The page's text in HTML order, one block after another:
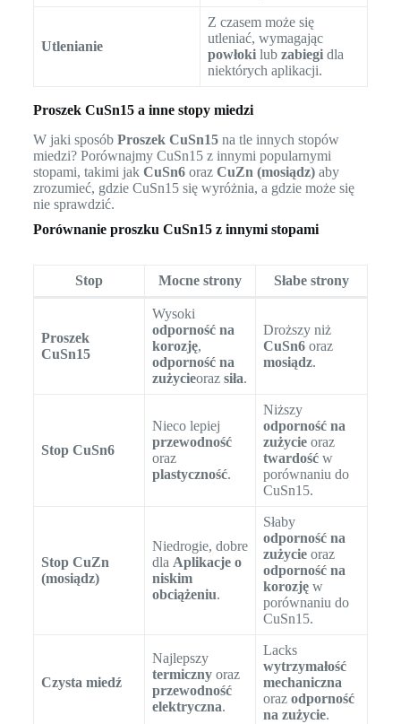
Utlenianie
Z czasem może się
utleniać, wymagając
powłokilub zabiegidla
niektórych aplikacji.
Proszek CuSn15 a inne stopy miedzi
W jaki sposób Proszek CuSn15na tle innych stopów
miedzi? Porównajmy CuSn15 z innymi popularnymi
stopami, takimi jak CuSn6oraz CuZn (mosiądz)aby
zrozumieć, gdzie CuSn15 się wyróżnia, a gdzie może się
nie sprawdzić.
Porównanie proszku CuSn15 z innymi stopami
Stop Mocne strony Słabe strony
Proszek
CuSn15
Wysoki
odporność na
korozję,
odporność na
zużycieoraz siła.
Droższy niż
CuSn6oraz
mosiądz.
Stop CuSn6
Nieco lepiej
przewodność
oraz
plastyczność.
Niższy
odporność na
zużycieoraz
twardośćw
porównaniu do
CuSn15.
Stop CuZn
(mosiądz)
Niedrogie, dobre
dla Aplikacje o
niskim
obciążeniu.
Słaby
odporność na
zużycieoraz
odporność na
korozjęw
porównaniu do
CuSn15.
Czysta miedź
Najlepszy
termicznyoraz
przewodność
elektryczna.
Lacks
wytrzymałość
mechaniczna
oraz odporność
na zużycie.